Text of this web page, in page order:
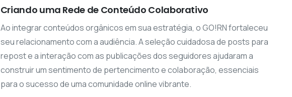
Criando uma Rede de Conteúdo Colaborativo
Ao integrar conteúdos orgânicos em sua estratégia, o GO!RN fortaleceu
seu relacionamento com a audiência. A seleção cuidadosa de posts para
repost e a interação com as publicações dos seguidores ajudaram a
construir um sentimento de pertencimento e colaboração, essenciais
para o sucesso de uma comunidade online vibrante.